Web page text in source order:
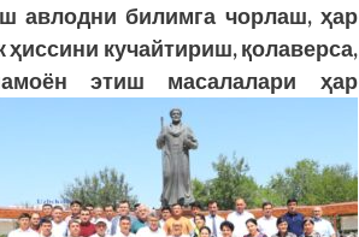
авлодни билимга чорлаш, ҳар
кучайтириш, қолаверса,
этиш масалалари ҳар